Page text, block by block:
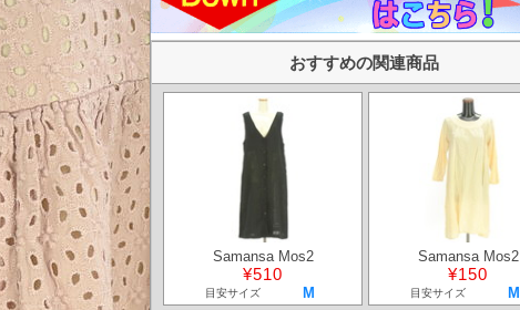
おすすめの関連商品
Samansa Mos2
¥510
目安サイズ M
Samansa Mos2
¥150
目安サイズ M